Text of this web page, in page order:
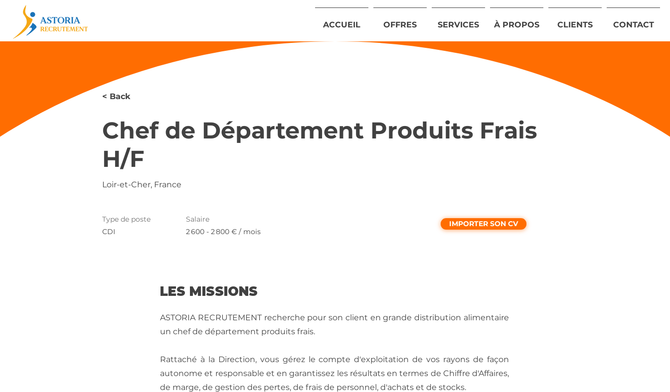
ACCUEIL OFFRES SERVICES À PROPOS CLIENTS CONTACT
< Back
Chef de Département Produits Frais
H/F
Loir-et-Cher, France
Type de poste
CDI
Salaire
2 600 - 2 800 € / mois
IMPORTER SON CV
LES MISSIONS
ASTORIA RECRUTEMENT recherche pour son client en grande distribution alimentaire
un chef de département produits frais.
Rattaché à la Direction, vous gérez le compte d'exploitation de vos rayons de façon
autonome et responsable et en garantissez les résultats en termes de Chiffre d'Affaires,
de marge, de gestion des pertes, de frais de personnel, d'achats et de stocks.